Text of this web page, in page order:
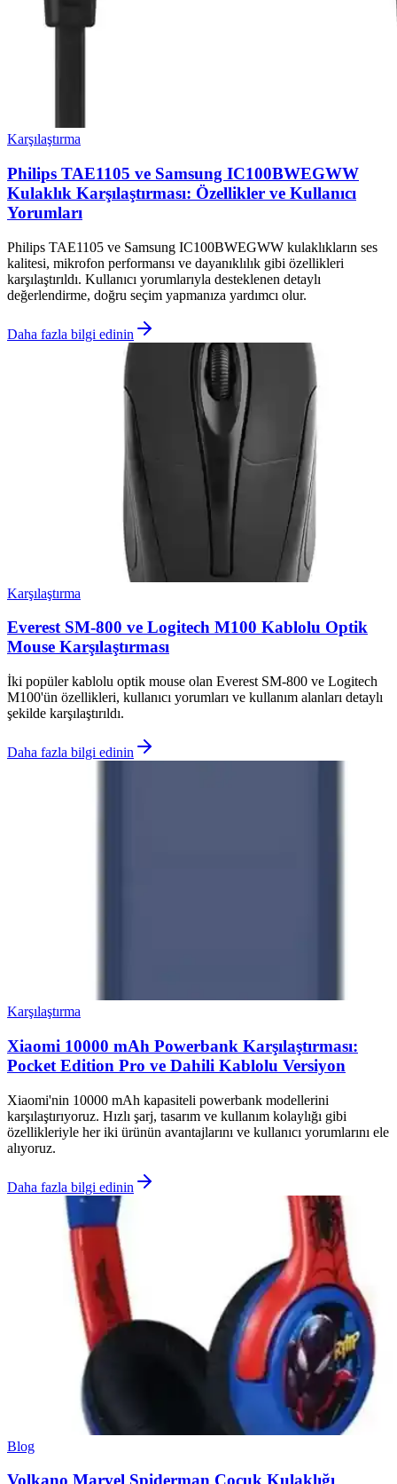
Karşılaştırma
Philips TAE1105 ve Samsung IC100BWEGWW
Kulaklık Karşılaştırması: Özellikler ve Kullanıcı
Yorumları
Philips TAE1105 ve Samsung IC100BWEGWW kulaklıkların ses
kalitesi, mikrofon performansı ve dayanıklılık gibi özellikleri
karşılaştırıldı. Kullanıcı yorumlarıyla desteklenen detaylı
değerlendirme, doğru seçim yapmanıza yardımcı olur.
Daha fazla bilgi edinin
Karşılaştırma
Everest SM-800 ve Logitech M100 Kablolu Optik
Mouse Karşılaştırması
İki popüler kablolu optik mouse olan Everest SM-800 ve Logitech
M100'ün özellikleri, kullanıcı yorumları ve kullanım alanları detaylı
şekilde karşılaştırıldı.
Daha fazla bilgi edinin
Karşılaştırma
Xiaomi 10000 mAh Powerbank Karşılaştırması:
Pocket Edition Pro ve Dahili Kablolu Versiyon
Xiaomi'nin 10000 mAh kapasiteli powerbank modellerini
karşılaştırıyoruz. Hızlı şarj, tasarım ve kullanım kolaylığı gibi
özellikleriyle her iki ürünün avantajlarını ve kullanıcı yorumlarını ele
alıyoruz.
Daha fazla bilgi edinin
Blog
Volkano Marvel Spiderman Çocuk Kulaklığı